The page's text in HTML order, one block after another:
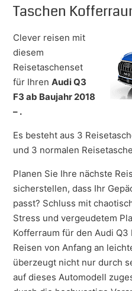
Taschen
Clever reisen mit
diesem
Reisetaschenset
für IhrenAudi Q3
F3 ab Baujahr 2018
– .
Es besteht aus 3
und 3 normalen
Planen Sie Ihre nächste
sicherstellen, dass Ihr
passt? Schluss mit
Stress und vergeudetem
Kofferraum für den Audi
Reisen von Anfang an
überzeugt nicht nur durch
auf dieses Automodell